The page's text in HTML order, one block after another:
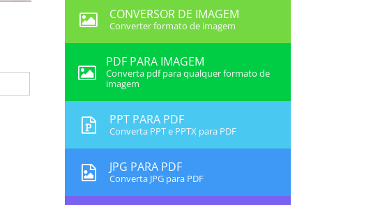
CONVERSOR DE IMAGEM
Converter formato de imagem
PDF PARA IMAGEM
Converta pdf para qualquer formato de
imagem
PPT PARA PDF
Converta PPT e PPTX para PDF
JPG PARA PDF
Converta JPG para PDF